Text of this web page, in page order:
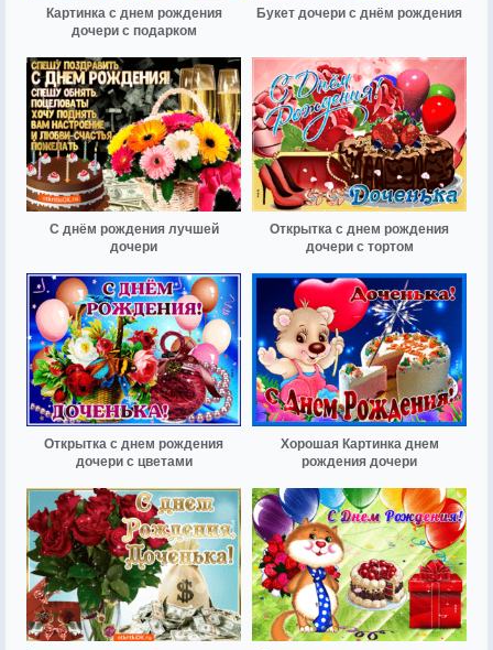
Картинка с днем рождения
дочери с подарком
Букет дочери с днём рождения
С днём рождения лучшей
дочери
Открытка с днем рождения
дочери с тортом
Открытка с днем рождения
дочери с цветами
Хорошая Картинка днем
рождения дочери